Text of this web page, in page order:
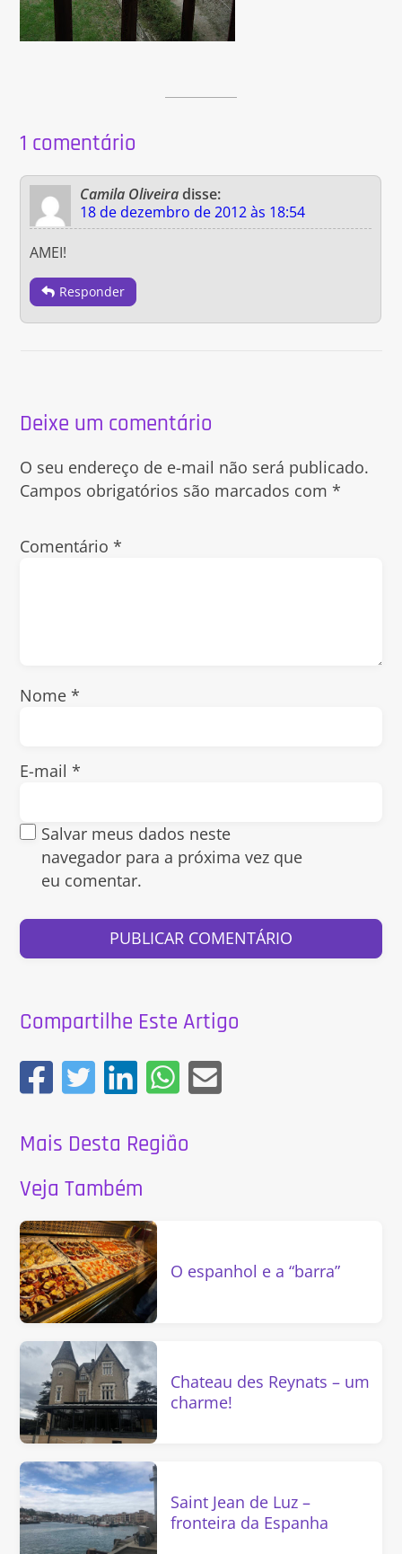
1 comentário
Camila Oliveira disse:
18 de dezembro de 2012 às 18:54
AMEI!
Responder
Deixe um comentário
O seu endereço de e-mail não será publicado.
Campos obrigatórios são marcados com*
Comentário*
Nome*
E-mail*
Salvar meus dados neste
navegador para a próxima vez que
eu comentar.
Compartilhe Este Artigo
Mais Desta Região
Veja Também
O espanhol e a “barra”
Chateau des Reynats – um
charme!
Saint Jean de Luz –
fronteira da Espanha